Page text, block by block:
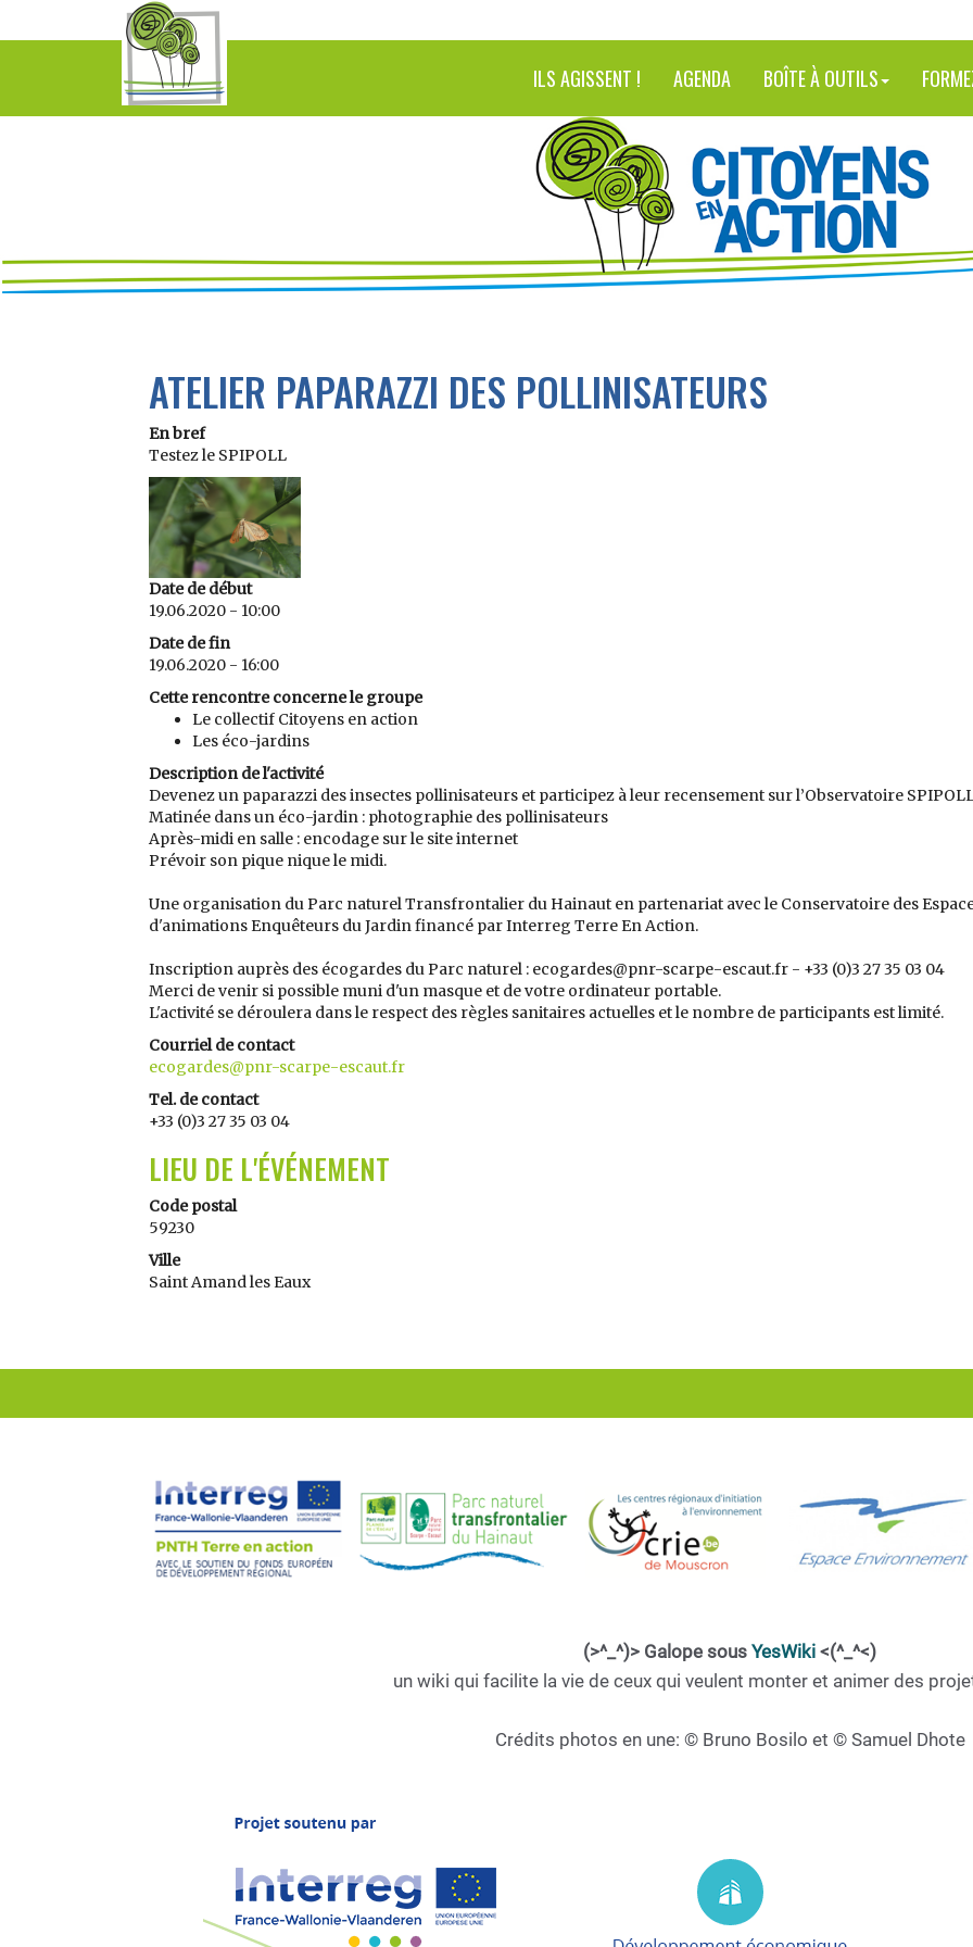
ILS AGISSENT ! AGENDA BOÎTE À OUTILS
ATELIER PAPARAZZI DES POLLINISATEURS
En bref
Testez le SPIPOLL
Date de début
19.06.2020 - 10:00
Date de fin
19.06.2020 - 16:00
Cette rencontre concerne le groupe
Le collectif Citoyens en action
Les éco-jardins
Description de l'activité
Devenez un paparazzi des insectes pollinisateurs et participez à leur recensement sur l’Observatoire
Matinée dans un éco-jardin : photographie des pollinisateurs
Après-midi en salle : encodage sur le site internet
Prévoir son pique nique le midi.
Une organisation du Parc naturel Transfrontalier du Hainaut en partenariat avec le Conservatoire des
d'animations Enquêteurs du Jardin financé par Interreg Terre En Action.
Inscription auprès des écogardes du Parc naturel : ecogardes@pnr-scarpe-escaut.fr - +33 (0)3 27 35 03 04
Merci de venir si possible muni d'un masque et de votre ordinateur portable.
L'activité se déroulera dans le respect des règles sanitaires actuelles et le nombre de participants est limité.
Courriel de contact
ecogardes@pnr-scarpe-escaut.fr
Tel. de contact
+33 (0)3 27 35 03 04
LIEU DE L'ÉVÉNEMENT
Code postal
59230
Ville
Saint Amand les Eaux